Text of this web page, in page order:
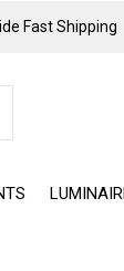
Fast Shipping